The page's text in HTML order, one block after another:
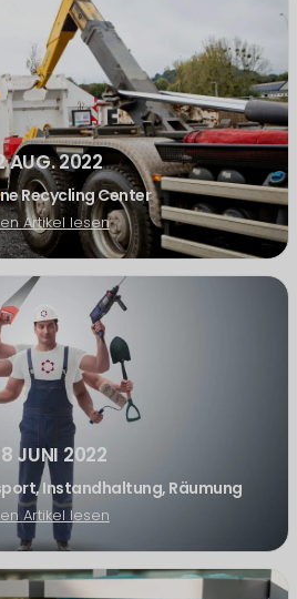
AUG. 2022
Recycling Center
Artikel lesen
JUNI 2022
Instandhaltung, Räumung
Artikel lesen